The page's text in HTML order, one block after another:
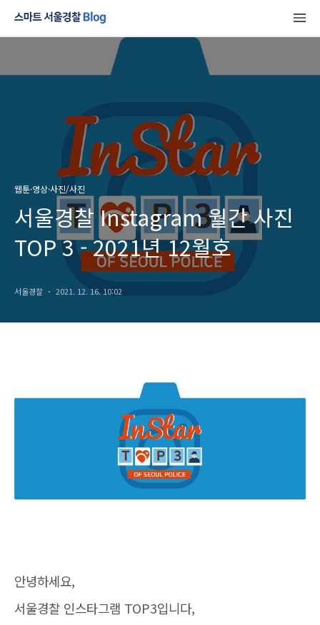
웹툰·영상·사진/사진
서울경찰 Instagram 월간 사진
TOP 3 - 2021년 12월호
서울경찰 2021. 12. 16. 10:02
안녕하세요,
서울경찰 인스타그램 TOP3입니다,